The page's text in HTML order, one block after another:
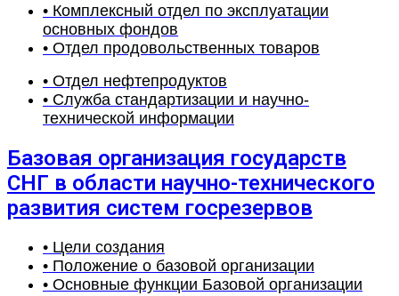
• Комплексный отдел по эксплуатации
основных фондов
• Отдел продовольственных товаров
• Отдел нефтепродуктов
• Служба стандартизации и научно-
технической информации
Базовая организация государств
СНГ в области научно-технического
развития систем госрезервов
• Цели создания
• Положение о базовой организации
• Основные функции Базовой организации